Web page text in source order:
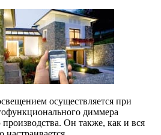
осуществляется при
диммера
производства. Он также, как и вся